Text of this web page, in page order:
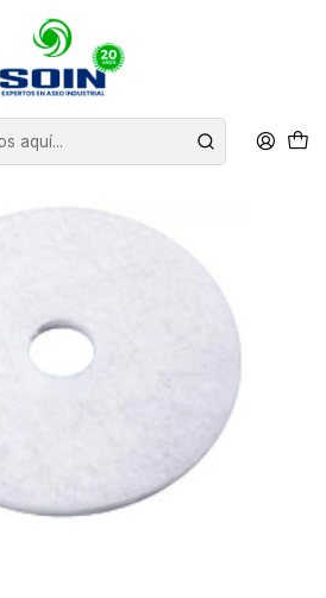
PADS Y CEPILLOS ABRILLANTADORAS
13" CAJA 5 UNIDADES SOIN